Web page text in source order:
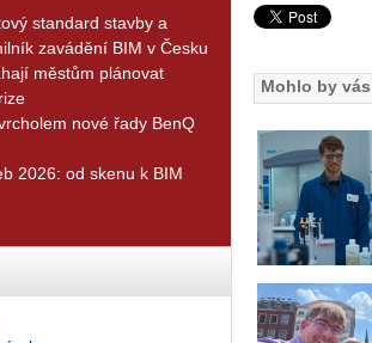
standard stavby a
zavádění BIM v Česku
městům plánovat
nové řady BenQ
2026: od skenu k BIM
Mohlo by